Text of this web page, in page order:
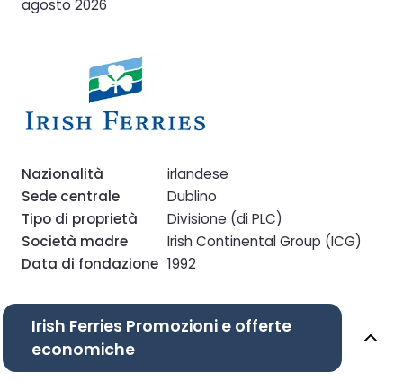
agosto 2026
Nazionalità
irlandese
Sede centrale
Dublino
Tipo di proprietà
Divisione (di PLC)
Società madre
Irish Continental Group (ICG)
Data di fondazione 1992
Irish Ferries Promozioni e offerte
economiche